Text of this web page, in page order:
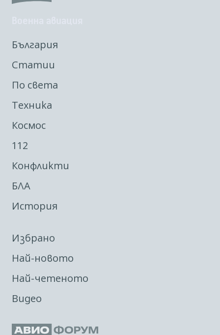
България
Статии
По света
Техника
Космос
112
Конфликти
БЛА
История
Избрано
Най-новото
Най-четеното
Видео